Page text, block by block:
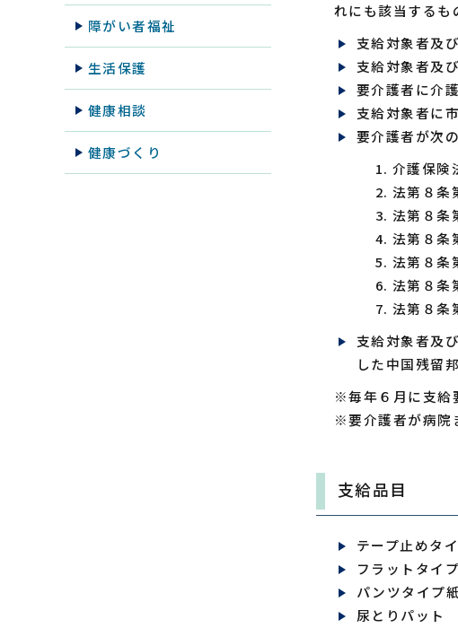
れにも該当するも
支給対象者及
支給対象者及
要介護者に介
支給対象者に
要介護者が次
介護保険
法第８条
法第８条
法第８条
法第８条
法第８条
法第８条
支給対象者及
した中国残留
※毎年６月に支給
※要介護者が病院
支給品目
テープ止めタ
フラットタイ
パンツタイプ
尿とりパット
障がい者福祉
生活保護
健康相談
健康づくり